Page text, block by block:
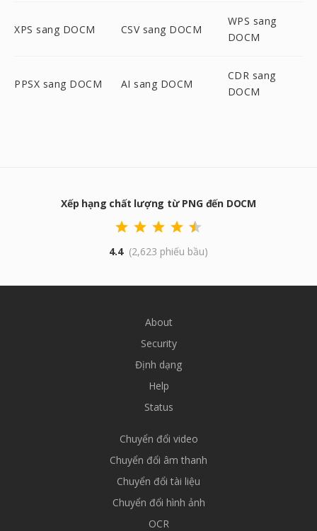
XPS sang DOCM CSV sang DOCM
WPS sang
DOCM
PPSX sang DOCM AI sang DOCM
CDR sang
DOCM
Xếp hạng chất lượng từ PNG đến DOCM
4.4 (2,623 phiếu bầu)
About
Security
Định dạng
Help
Status
Chuyển đổi video
Chuyển đổi âm thanh
Chuyển đổi tài liệu
Chuyển đổi hình ảnh
OCR